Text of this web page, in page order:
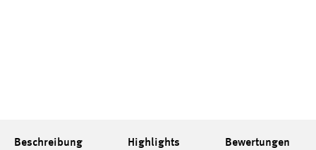
Beschreibung Highlights Bewertungen